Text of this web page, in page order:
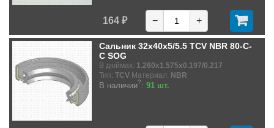
164 ₽ − +
Сальник 32x40x5/5.5 TCV NBR 80-C-
C SOG
В дюймах: 1.260x1.575x0.197/0.217
Тип: TCV Материал: NBR
В наличии?: 91 шт.